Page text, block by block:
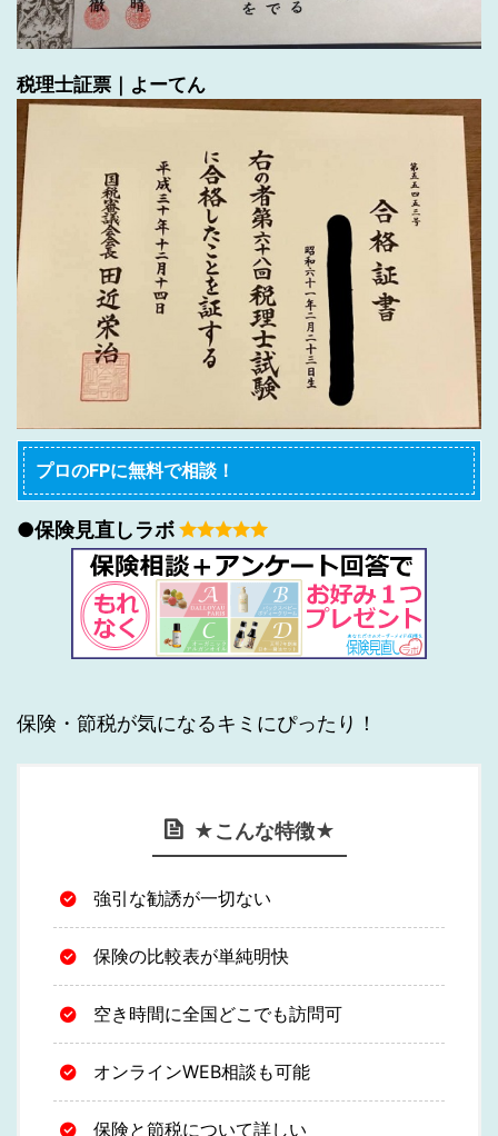
税理士証票｜よーてん
プロのFPに無料で相談！
●保険見直しラボ
保険・節税が気になるキミにぴったり！
★こんな特徴★
強引な勧誘が一切ない
保険の比較表が単純明快
空き時間に全国どこでも訪問可
オンラインWEB相談も可能
保険と節税について詳しい